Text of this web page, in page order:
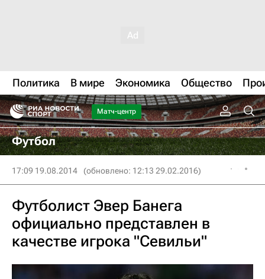
Политика В мире Экономика Общество
Матч-центр
Футбол
17:09 19.08.2014 (обновлено: 12:13 29.02.2016)
Футболист Эвер Банега
официально представлен в
качестве игрока "Севильи"